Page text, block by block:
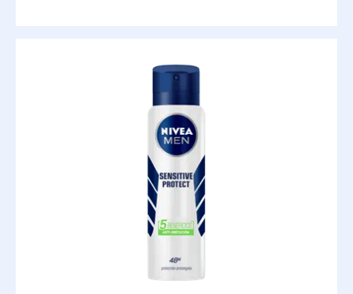
Cuidado Antitranspirante
Cuidado Intensivo